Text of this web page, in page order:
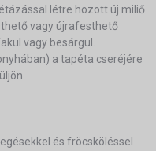
létre hozott új miliő
vagy újrafesthető
vagy besárgul.
a tapéta cseréjére
és fröcsköléssel